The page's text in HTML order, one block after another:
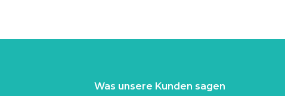
Was unsere Kunden sagen